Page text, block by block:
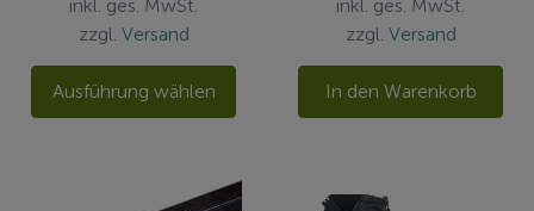
inkl. ges. MwSt.
zzgl. Versand
Ausführung wählen
inkl. ges. MwSt.
zzgl. Versand
In den Warenkorb